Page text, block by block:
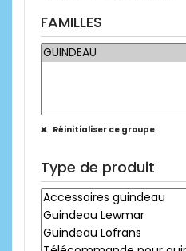
FAMILLES
Réinitialiser ce groupe
Type de produit